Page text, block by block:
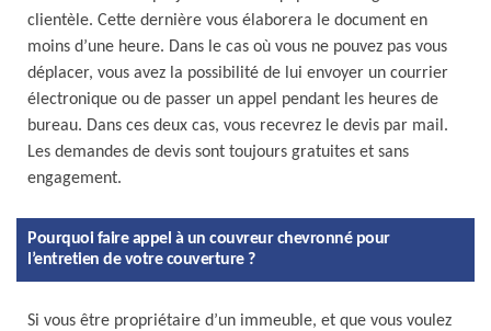
clientèle. Cette dernière vous élaborera le document en
moins d’une heure. Dans le cas où vous ne pouvez pas vous
déplacer, vous avez la possibilité de lui envoyer un courrier
électronique ou de passer un appel pendant les heures de
bureau. Dans ces deux cas, vous recevrez le devis par mail.
Les demandes de devis sont toujours gratuites et sans
engagement.
Pourquoi faire appel à un couvreur chevronné pour
l’entretien de votre couverture ?
Si vous être propriétaire d’un immeuble, et que vous voulez